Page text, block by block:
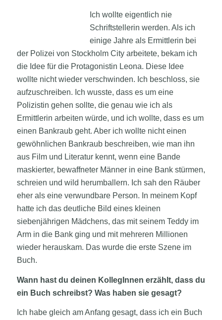
Ich wollte eigentlich nie
Schriftstellerin werden. Als ich
einige Jahre als Ermittlerin bei
der Polizei von Stockholm City arbeitete, bekam ich
die Idee für die Protagonistin Leona. Diese Idee
wollte nicht wieder verschwinden. Ich beschloss, sie
aufzuschreiben. Ich wusste, dass es um eine
Polizistin gehen sollte, die genau wie ich als
Ermittlerin arbeiten würde, und ich wollte, dass es um
einen Bankraub geht. Aber ich wollte nicht einen
gewöhnlichen Bankraub beschreiben, wie man ihn
aus Film und Literatur kennt, wenn eine Bande
maskierter, bewaffneter Männer in eine Bank stürmen,
schreien und wild herumballern. Ich sah den Räuber
eher als eine verwundbare Person. In meinem Kopf
hatte ich das deutliche Bild eines kleinen
siebenjährigen Mädchens, das mit seinem Teddy im
Arm in die Bank ging und mit mehreren Millionen
wieder herauskam. Das wurde die erste Szene im
Buch.
Wann hast du deinen KollegInnen erzählt, dass du
ein Buch schreibst? Was haben sie gesagt?
Ich habe gleich am Anfang gesagt, dass ich ein Buch